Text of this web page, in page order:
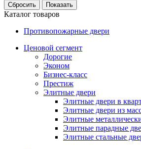
Каталог товаров
Противопожарные двери
Ценовой сегмент
Дорогие
Эконом
Бизнес-класс
Престиж
Элитные двери
Элитные двери в
Элитные двери из
Элитные
Элитные парадные
Элитные стальные